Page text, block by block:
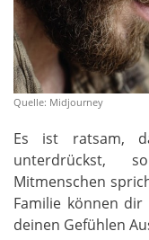
Quelle: Midjourney
Es ist ratsam,
unterdrückst,
Mitmenschen
Familie können
deinen Gefühlen